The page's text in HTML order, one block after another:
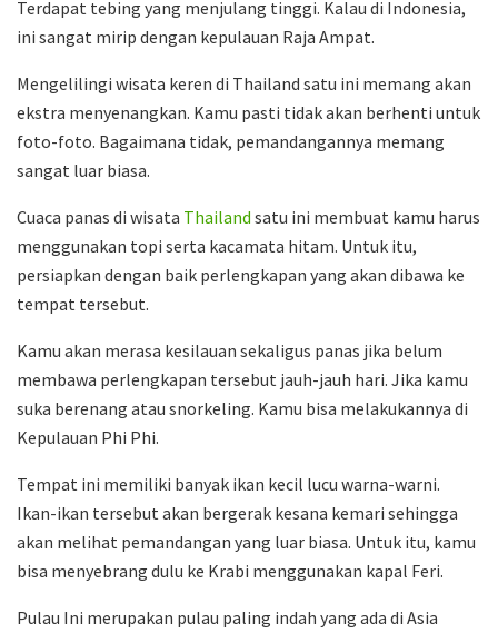
Terdapat tebing yang menjulang tinggi. Kalau di Indonesia,
ini sangat mirip dengan kepulauan Raja Ampat.
Mengelilingi wisata keren di Thailand satu ini memang akan
ekstra menyenangkan. Kamu pasti tidak akan berhenti untuk
foto-foto. Bagaimana tidak, pemandangannya memang
sangat luar biasa.
Cuaca panas di wisata Thailand satu ini membuat kamu harus
menggunakan topi serta kacamata hitam. Untuk itu,
persiapkan dengan baik perlengkapan yang akan dibawa ke
tempat tersebut.
Kamu akan merasa kesilauan sekaligus panas jika belum
membawa perlengkapan tersebut jauh-jauh hari. Jika kamu
suka berenang atau snorkeling. Kamu bisa melakukannya di
Kepulauan Phi Phi.
Tempat ini memiliki banyak ikan kecil lucu warna-warni.
Ikan-ikan tersebut akan bergerak kesana kemari sehingga
akan melihat pemandangan yang luar biasa. Untuk itu, kamu
bisa menyebrang dulu ke Krabi menggunakan kapal Feri.
Pulau Ini merupakan pulau paling indah yang ada di Asia